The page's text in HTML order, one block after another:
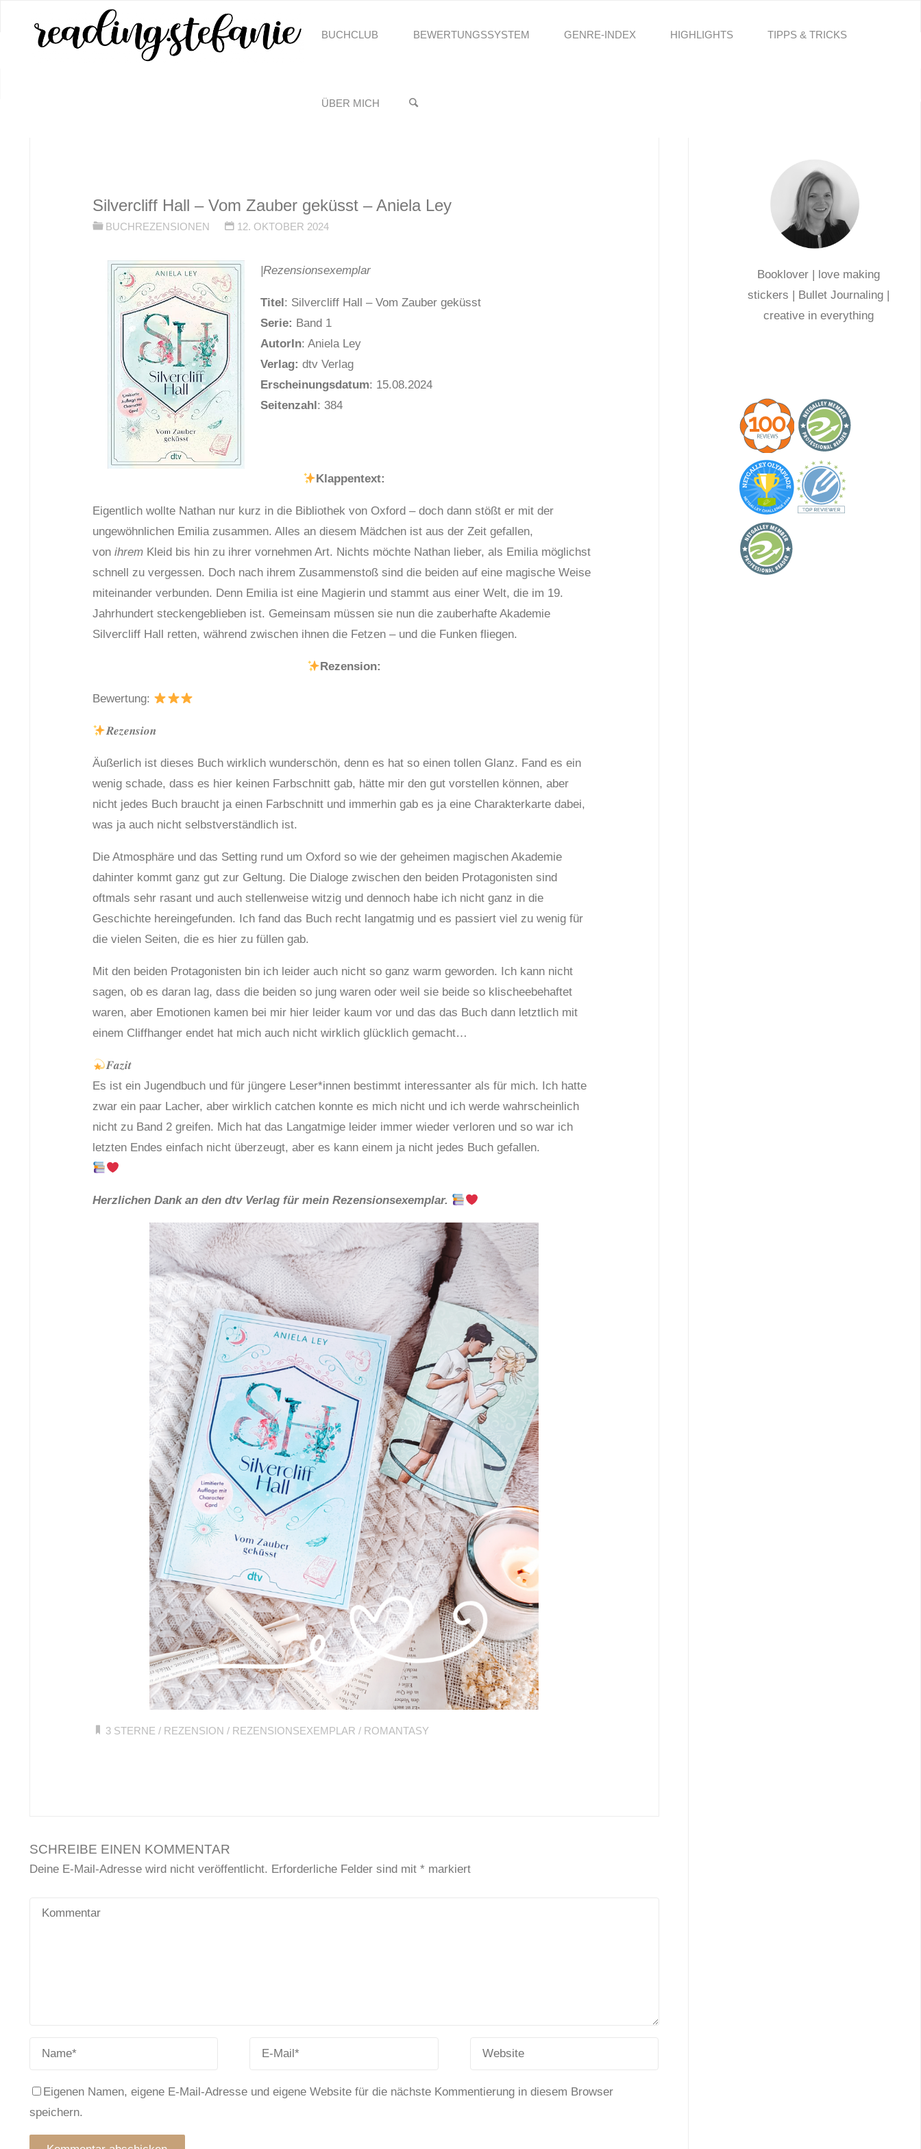
springen
♥️
BUCHCLUB BEWERTUNGSSYSTEM GENRE-INDEX HIGHLIGHTS TIPPS & TRICKS
ÜBER MICH
Silvercliff Hall – Vom Zauber geküsst – Aniela Ley
BUCHREZENSIONEN 12. OKTOBER 2024
|Rezensionsexemplar
Titel : Silvercliff Hall – Vom Zauber geküsst
Serie: Band 1
AutorIn: Aniela Ley
Verlag: dtv Verlag
Erscheinungsdatum: 15.08.2024
Seitenzahl : 384
Klappentext:
Eigentlich wollte Nathan nur kurz in die Bibliothek von Oxford – doch dann stößt er mit der
ungewöhnlichen Emilia zusammen. Alles an diesem Mädchen ist aus der Zeit gefallen,
vonihrem Kleid bis hin zu ihrer vornehmen Art. Nichts möchte Nathan lieber, als Emilia möglichst
schnell zu vergessen. Doch nach ihrem Zusammenstoß sind die beiden auf eine magische Weise
miteinander verbunden. Denn Emilia ist eine Magierin und stammt aus einer Welt, die im 19.
Jahrhundert steckengeblieben ist. Gemeinsam müssen sie nun die zauberhafte Akademie
Silvercliff Hall retten, während zwischen ihnen die Fetzen – und die Funken fliegen.
Rezension:
Bewertung:
𝑹𝒆𝒛𝒆𝒏𝒔𝒊𝒐𝒏
Äußerlich ist dieses Buch wirklich wunderschön, denn es hat so einen tollen Glanz. Fand es ein
wenig schade, dass es hier keinen Farbschnitt gab, hätte mir den gut vorstellen können, aber
nicht jedes Buch braucht ja einen Farbschnitt und immerhin gab es ja eine Charakterkarte dabei,
was ja auch nicht selbstverständlich ist.
Die Atmosphäre und das Setting rund um Oxford so wie der geheimen magischen Akademie
dahinter kommt ganz gut zur Geltung. Die Dialoge zwischen den beiden Protagonisten sind
oftmals sehr rasant und auch stellenweise witzig und dennoch habe ich nicht ganz in die
Geschichte hereingefunden. Ich fand das Buch recht langatmig und es passiert viel zu wenig für
die vielen Seiten, die es hier zu füllen gab.
Mit den beiden Protagonisten bin ich leider auch nicht so ganz warm geworden. Ich kann nicht
sagen, ob es daran lag, dass die beiden so jung waren oder weil sie beide so klischeebehaftet
waren, aber Emotionen kamen bei mir hier leider kaum vor und das das Buch dann letztlich mit
einem Cliffhanger endet hat mich auch nicht wirklich glücklich gemacht…
𝑭𝒂𝒛𝒊𝒕
Es ist ein Jugendbuch und für jüngere Leser*innen bestimmt interessanter als für mich. Ich hatte
zwar ein paar Lacher, aber wirklich catchen konnte es mich nicht und ich werde wahrscheinlich
nicht zu Band 2 greifen. Mich hat das Langatmige leider immer wieder verloren und so war ich
letzten Endes einfach nicht überzeugt, aber es kann einem ja nicht jedes Buch gefallen.
Herzlichen Dank an den dtv Verlag für mein Rezensionsexemplar.
3 STERNE / REZENSION / REZENSIONSEXEMPLAR / ROMANTASY
SCHREIBE EINEN KOMMENTAR
Deine E-Mail-Adresse wird nicht veröffentlicht. Erforderliche Felder sind mit *markiert
Eigenen Namen, eigene E-Mail-Adresse und eigene Website für die nächste Kommentierung in diesem Browser
speichern.
Booklover | love making
stickers | Bullet Journaling |
creative in everything